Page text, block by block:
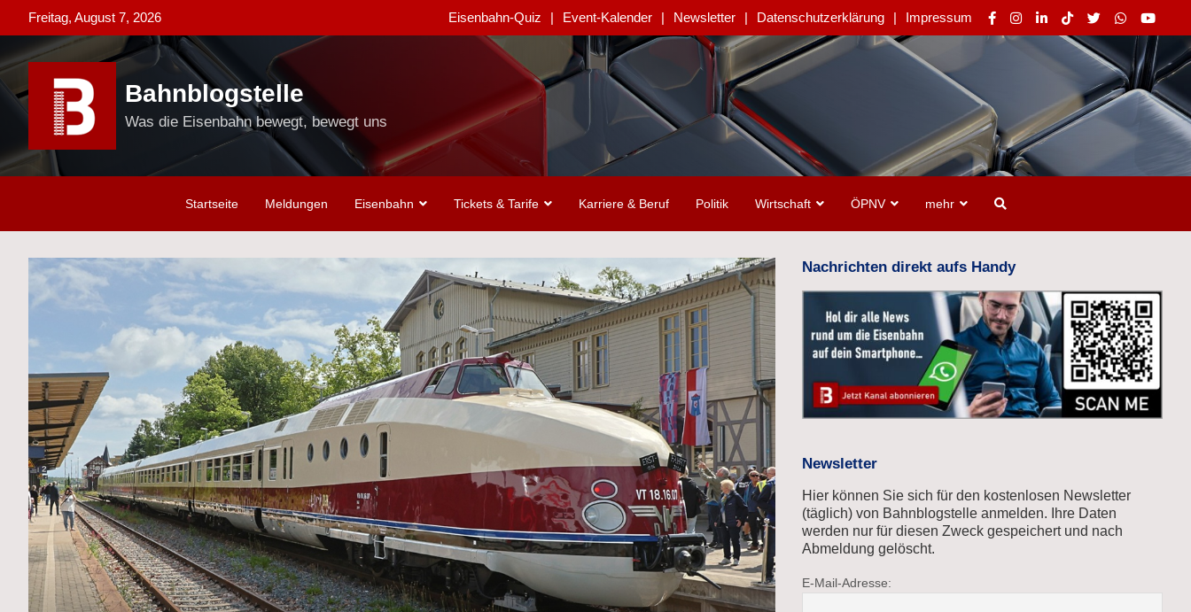
to
content
Freitag, August 7, 2026 Eisenbahn-Quiz Event-Kalender Newsletter Datenschutzerklärung Impressum
Bahnblogstelle
Was die Eisenbahn bewegt, bewegt uns
Startseite Meldungen Eisenbahn Tickets & Tarife Karriere & Beruf Politik Wirtschaft ÖPNV mehr
Nachrichten direkt aufs Handy
Newsletter
Hier können Sie sich für den kostenlosen Newsletter
(täglich) von Bahnblogstelle anmelden. Ihre Daten
werden nur für diesen Zweck gespeichert und nach
Abmeldung gelöscht.
E-Mail-Adresse: